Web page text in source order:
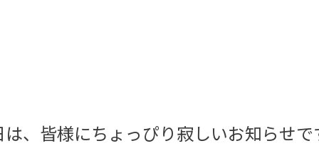
は、皆様にちょっぴり寂しいお知らせで